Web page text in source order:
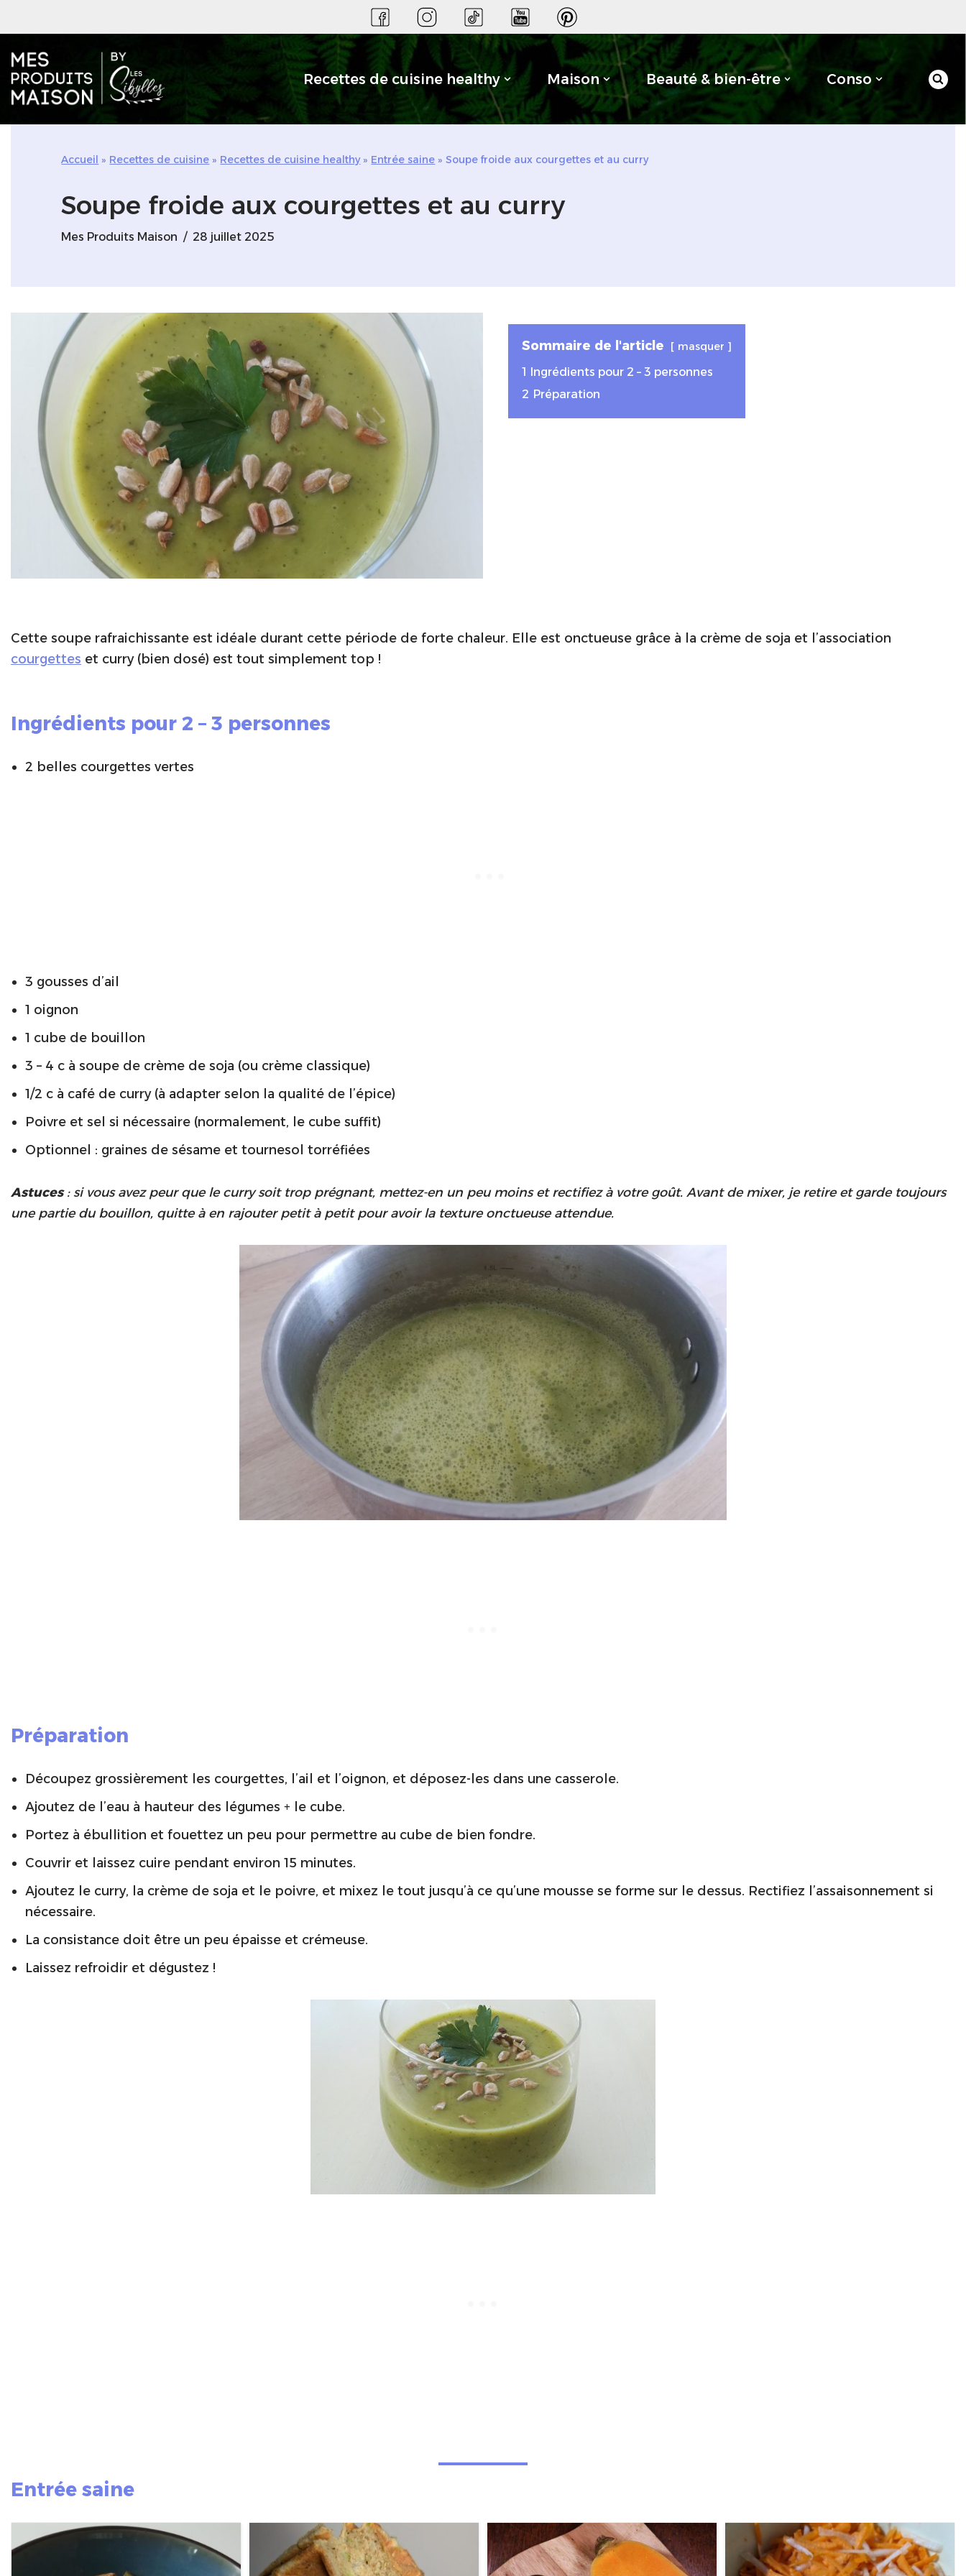
au
contenu
Recettes de cuisine healthy Maison Beauté & bien-être Conso
Accueil » Recettes de cuisine » Recettes de cuisine healthy» Entrée saine »Soupe froide aux courgettes et au curry
Soupe froide aux courgettes et au curry
Mes Produits Maison 28 juillet 2025
Sommaire de l'article masquer
1 Ingrédients pour 2 – 3 personnes
2 Préparation
Cette soupe rafraichissante est idéale durant cette période de forte chaleur. Elle est onctueuse grâce à la crème de soja et l’association
courgettes et curry (bien dosé) est tout simplement top !
Ingrédients pour 2 – 3 personnes
2 belles courgettes vertes
3 gousses d’ail
1 oignon
1 cube de bouillon
3 – 4 c à soupe de crème de soja (ou crème classique)
1/2 c à café de curry (à adapter selon la qualité de l’épice)
Poivre et sel si nécessaire (normalement, le cube suffit)
Optionnel : graines de sésame et tournesol torréfiées
Astuces: si vous avez peur que le curry soit trop prégnant, mettez-en un peu moins et rectifiez à votre goût. Avant de mixer, je retire et garde toujours
une partie du bouillon, quitte à en rajouter petit à petit pour avoir la texture onctueuse attendue.
Préparation
Découpez grossièrement les courgettes, l’ail et l’oignon, et déposez-les dans une casserole.
Ajoutez de l’eau à hauteur des légumes + le cube.
Portez à ébullition et fouettez un peu pour permettre au cube de bien fondre.
Couvrir et laissez cuire pendant environ 15 minutes.
Ajoutez le curry, la crème de soja et le poivre, et mixez le tout jusqu’à ce qu’une mousse se forme sur le dessus. Rectifiez l’assaisonnement si
nécessaire.
La consistance doit être un peu épaisse et crémeuse.
Laissez refroidir et dégustez !
Entrée saine